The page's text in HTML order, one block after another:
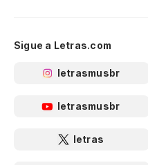
Sigue a Letras.com
letrasmusbr
letrasmusbr
letras